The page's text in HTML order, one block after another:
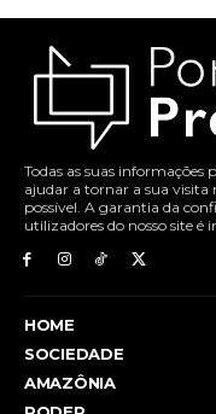
Todas as suas informações
ajudar a tornar a sua visita
possível. A garantia da
utilizadores do nosso site
HOME
SOCIEDADE
AMAZÔNIA